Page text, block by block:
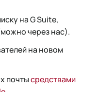
на G Suite,
через нас).
на новом
почтысредствами